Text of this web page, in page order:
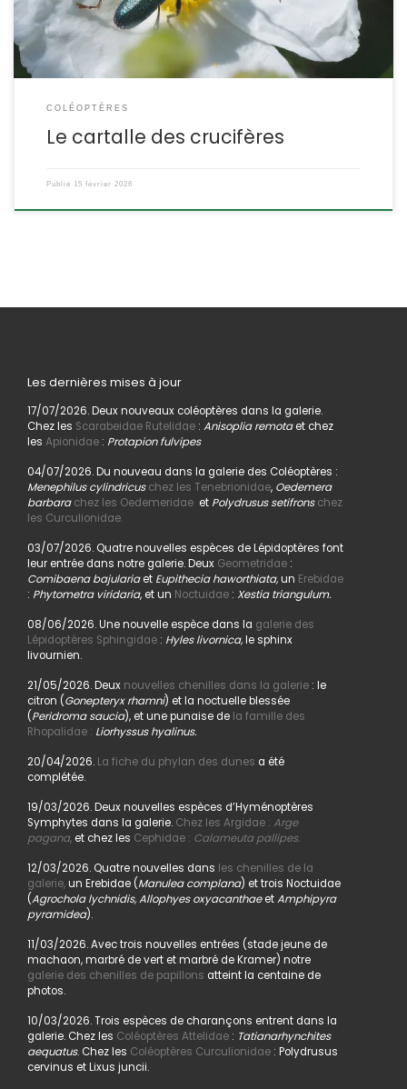
Famille des […]
COLÉOPTÈRES
Le cartalle des crucifères
Publié 15 février 2026
Les dernières mises à jour
17/07/2026. Deux nouveaux coléoptères dans la galerie.
Chez les Scarabeidae Rutelidae: Anisoplia remotaet chez
les Apionidae: Protapion fulvipes
04/07/2026. Du nouveau dans la galerie des Coléoptères :
Menephilus cylindricus chez les Tenebrionidae,Oedemera
barbara chez les Oedemeridaeet Polydrusus setifrons chez
les Curculionidae.
03/07/2026. Quatre nouvelles espèces de Lépidoptères font
leur entrée dans notre galerie. Deux Geometridae:
Comibaena bajulariaet Eupithecia haworthiata,un Erebidae
: Phytometra viridaria, et un Noctuidae: Xestia triangulum.
08/06/2026. Une nouvelle espèce dans la galerie des
Lépidoptères Sphingidae: Hyles livornica,le sphinx
livournien.
21/05/2026. Deux nouvelles chenilles dans la galerie : le
citron (Gonepteryx rhamni) et la noctuelle blessée
(Peridroma saucia), et une punaise dela famille des
Rhopalidae : Liorhyssus hyalinus.
20/04/2026. La fiche du phylan des dunes a été
complétée.
19/03/2026. Deux nouvelles espèces d’Hyménoptères
Symphytes dans la galerie. Chez les Argidae : Arge
pagana,et chez les Cephidae : Calameuta pallipes.
12/03/2026. Quatre nouvelles dans les chenilles de la
galerie,un Erebidae (Manulea complana) et trois Noctuidae
(Agrochola lychnidis, Allophyes oxyacanthaeetAmphipyra
pyramidea).
11/03/2026. Avec trois nouvelles entrées (stade jeune de
machaon, marbré de vert et marbré de Kramer) notre
galerie des chenilles de papillons atteint la centaine de
photos.
10/03/2026. Trois espèces de charançons entrent dans la
galerie. Chez les Coléoptères Attelidae: Tatianarhynchites
aequatus. Chez les Coléoptères Curculionidae: Polydrusus
cervinus et Lixus juncii.